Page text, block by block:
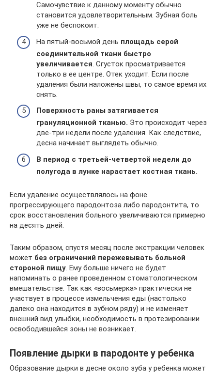
Самочувствие к данному моменту обычно
становится удовлетворительным. Зубная боль
уже не беспокоит.
На пятый-восьмой день площадь серой
соединительной ткани быстро
увеличивается. Сгусток просматривается
только в ее центре. Отек уходит. Если после
удаления были наложены швы, то самое время их
снять.
Поверхность раны затягивается
грануляционной тканью. Это происходит через
две-три недели после удаления. Как следствие,
десна начинает выглядеть обычно.
В период с третьей-четвертой недели до
полугода в лунке нарастает костная ткань.
Если удаление осуществлялось на фоне
прогрессирующего пародонтоза либо пародонтита, то
срок восстановления больного увеличиваются примерно
на десять дней.
Таким образом, спустя месяц после экстракции человек
может без ограничений пережевывать больной
стороной пищу. Ему больше ничего не будет
напоминать о ранее проведенном стоматологическом
вмешательстве. Так как «восьмерка» практически не
участвует в процессе измельчения еды (настолько
далеко она находится в зубном ряду) и не изменяет
внешний вид улыбки, необходимость в протезировании
освободившейся зоны не возникает.
Появление дырки в пародонте у ребенка
Образование дырки в десне около зуба у ребенка может